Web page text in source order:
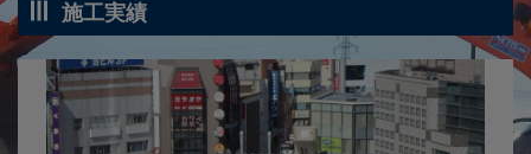
施工実績